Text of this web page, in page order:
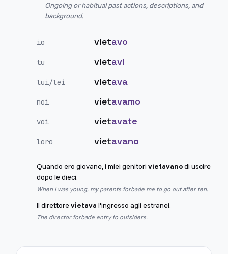
Ongoing or habitual past actions, descriptions, and
background.
io vietavo
tu vietavi
lui/lei vietava
noi vietavamo
voi vietavate
loro vietavano
Quando ero giovane, i miei genitori vietavanodi uscire
dopo le dieci.
When I was young, my parents forbade me to go out after ten.
Il direttorevietava l'ingresso agli estranei.
The director forbade entry to outsiders.